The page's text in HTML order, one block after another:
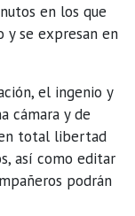
en los que
y se expresan en
el ingenio y
cámara y de
total libertad
así como editar
podrán